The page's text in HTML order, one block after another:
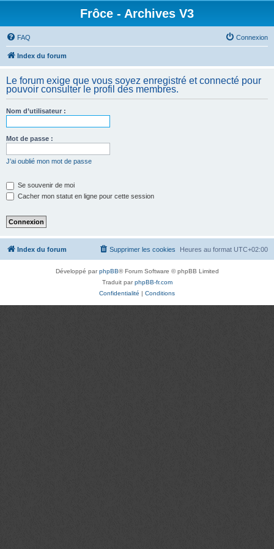
Frôce - Archives V3
FAQ Connexion
Index du forum
Le forum exige que vous soyez enregistré et connecté pour
pouvoir consulter le profil des membres.
Nom d’utilisateur :
Mot de passe :
J’ai oublié mon mot de passe
Se souvenir de moi
Cacher mon statut en ligne pour cette session
Index du forum Heures au format UTC+02:00
Supprimer les cookies
Développé parphpBB® Forum Software © phpBB Limited
Traduit parphpBB-fr.com
Confidentialité | Conditions